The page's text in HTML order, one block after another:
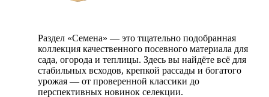
Раздел «Семена» — это тщательно подобранная
коллекция качественного посевного материала для
сада, огорода и теплицы. Здесь вы найдёте всё для
стабильных всходов, крепкой рассады и богатого
урожая — от проверенной классики до
перспективных новинок селекции.